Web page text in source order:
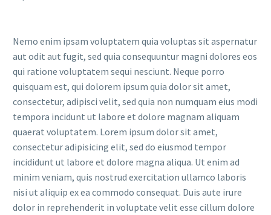
Nemo enim ipsam voluptatem quia voluptas sit aspernatur
aut odit aut fugit, sed quia consequuntur magni dolores eos
qui ratione voluptatem sequi nesciunt. Neque porro
quisquam est, qui dolorem ipsum quia dolor sit amet,
consectetur, adipisci velit, sed quia non numquam eius modi
tempora incidunt ut labore et dolore magnam aliquam
quaerat voluptatem. Lorem ipsum dolor sit amet,
consectetur adipisicing elit, sed do eiusmod tempor
incididunt ut labore et dolore magna aliqua. Ut enim ad
minim veniam, quis nostrud exercitation ullamco laboris
nisi ut aliquip ex ea commodo consequat. Duis aute irure
dolor in reprehenderit in voluptate velit esse cillum dolore